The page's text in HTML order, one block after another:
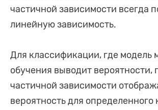
частичной зависимости всегда
линейную зависимость.
Для классификации, где модель
обучения выводит вероятности,
частичной зависимости
вероятность для определенного